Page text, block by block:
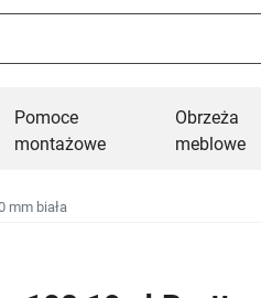
Pomoce
montażowe
Obrzeża
meblowe
mm biała